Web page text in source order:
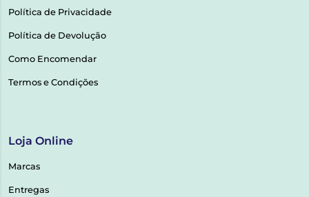
Política de Privacidade
Política de Devolução
Como Encomendar
Termos e Condições
Loja Online
Marcas
Entregas